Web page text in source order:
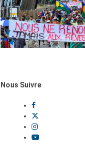
Nous Suivre